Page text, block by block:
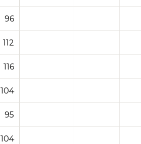
96
112
116
104
95
104